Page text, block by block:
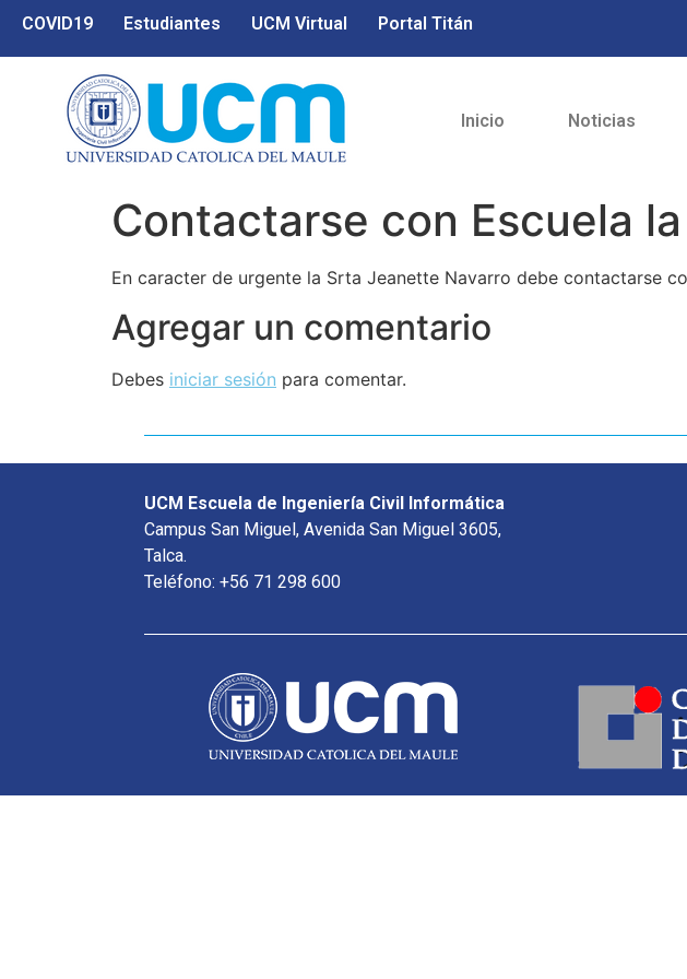
COVID19 Estudiantes UCM Virtual Portal Titán
Inicio Noticias
Contactarse con Escuela
En caracter de urgente la Srta Jeanette Navarro debe contactarse
Agregar un comentario
Debes iniciar sesión para comentar.
UCM Escuela de Ingeniería Civil Informática
Campus San Miguel, Avenida San Miguel 3605,
Talca.
Teléfono: +56 71 298 600